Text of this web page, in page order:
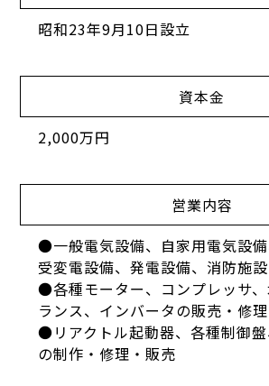
昭和23年9月10日設立
資本金
2,000万円
営業内容
●一般電気設備、自家用電気設備
受変電設備、発電設備、消防施
●各種モーター、コンプレッサ
ランス、インバータの販売・修理
●リアクトル起動器、各種制御
の制作・修理・販売